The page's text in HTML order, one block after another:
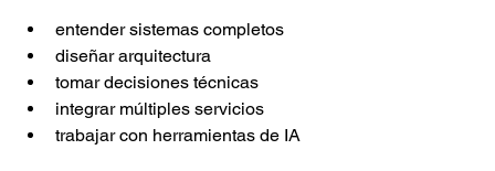
entender sistemas completos
diseñar arquitectura
tomar decisiones técnicas
integrar múltiples servicios
trabajar con herramientas de IA